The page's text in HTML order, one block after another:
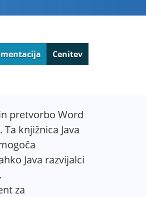
Cenitev
pretvorbo Word
knjižnica Java
Java razvijalci
za